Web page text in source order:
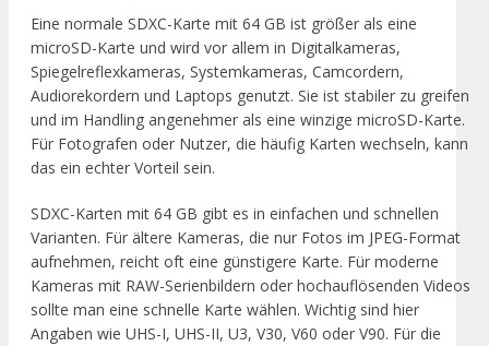
Eine normale SDXC-Karte mit 64 GB ist größer als eine
microSD-Karte und wird vor allem in Digitalkameras,
Spiegelreflexkameras, Systemkameras, Camcordern,
Audiorekordern und Laptops genutzt. Sie ist stabiler zu greifen
und im Handling angenehmer als eine winzige microSD-Karte.
Für Fotografen oder Nutzer, die häufig Karten wechseln, kann
das ein echter Vorteil sein.
SDXC-Karten mit 64 GB gibt es in einfachen und schnellen
Varianten. Für ältere Kameras, die nur Fotos im JPEG-Format
aufnehmen, reicht oft eine günstigere Karte. Für moderne
Kameras mit RAW-Serienbildern oder hochauflösenden Videos
sollte man eine schnelle Karte wählen. Wichtig sind hier
Angaben wie UHS-I, UHS-II, U3, V30, V60 oder V90. Für die